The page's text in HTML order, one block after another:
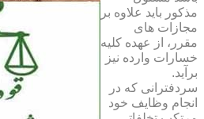
مذکور باید علاوه بر
مجازات های
مقرر، از عهده کلیه
خسارات وارده نیز
برآید.
سردفترانی که در
انجام وظایف خود